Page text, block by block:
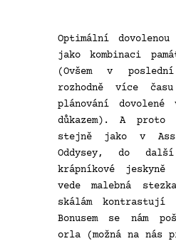
Optimální
jako kombinaci
(Ovšem v
rozhodně více
plánování
důkazem). A
stejně jako v
Oddysey, do
krápníkové jeskyně
vede malebná
skálám kontrastují
Bonusem se nám
orla (možná na nás